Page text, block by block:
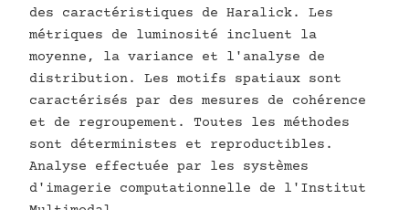
des caractéristiques de Haralick. Les
métriques de luminosité incluent la
moyenne, la variance et l'analyse de
distribution. Les motifs spatiaux sont
caractérisés par des mesures de cohérence
et de regroupement. Toutes les méthodes
sont déterministes et reproductibles.
Analyse effectuée par les systèmes
d'imagerie computationnelle de l'Institut